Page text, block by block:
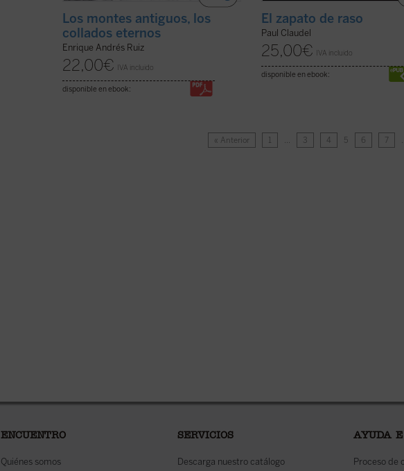
Los montes antiguos, los
collados eternos
Enrique Andrés Ruiz
22,00€ IVA incluido
disponible en ebook:
El zapato de raso
Paul Claudel
25,00€ IVA incluido
disponible en ebook:
« Anterior 1 … 3 4 5 6 7
ENCUENTRO
Quiénes somos
SERVICIOS
Descarga nuestro catálogo
AYUDA
Proceso de